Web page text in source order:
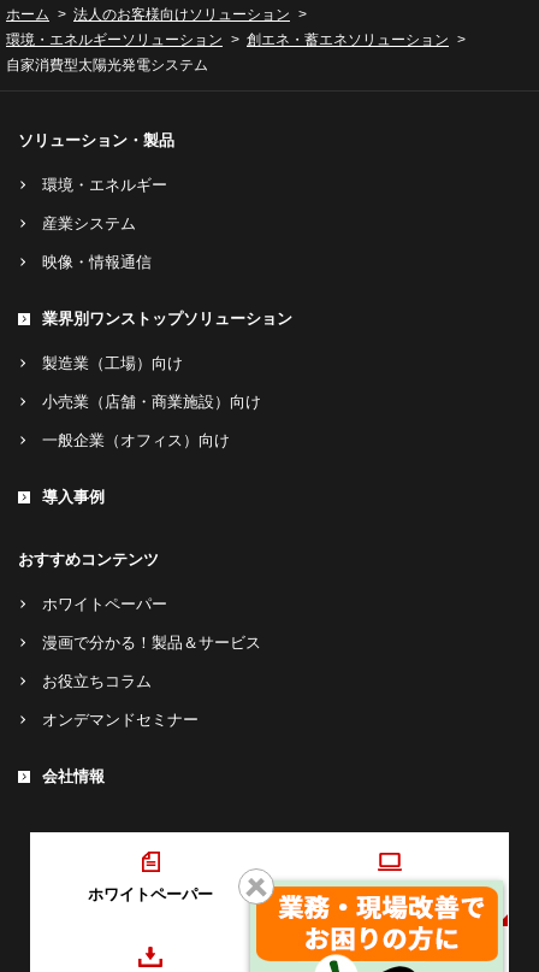
ホーム
法人のお客様向けソリューション
環境・エネルギーソリューション
創エネ・蓄エネソリューション
自家消費型太陽光発電システム
ソリューション・製品
環境・エネルギー
産業システム
映像・情報通信
業界別ワンストップソリューション
製造業（工場）向け
小売業（店舗・商業施設）向け
一般企業（オフィス）向け
導入事例
おすすめコンテンツ
ホワイトペーパー
漫画で分かる！製品＆サービス
お役立ちコラム
オンデマンドセミナー
会社情報
ホワイトペーパー オンデマンドセミナー